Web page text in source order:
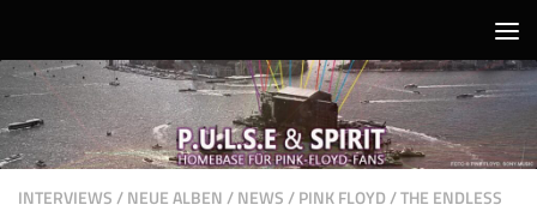
INTERVIEWS/NEUE ALBEN/NEWS/PINK FLOYD/THE ENDLESS